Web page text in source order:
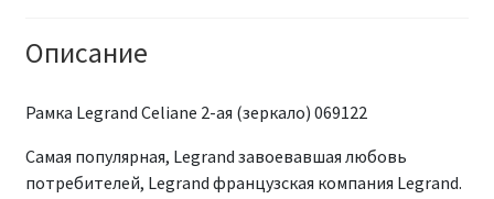
Описание
Рамка Legrand Сeliane 2-ая (зеркало) 069122
Самая популярная, Legrand завоевавшая любовь
потребителей, Legrand французская компания Legrand.